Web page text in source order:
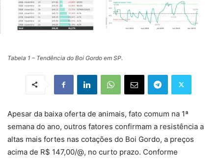
Tabela 1 – Tendência do Boi Gordo em SP.
Apesar da baixa oferta de animais, fato comum na 1ª
semana do ano, outros fatores confirmam a resistência a
altas mais fortes nas cotações do Boi Gordo, a preços
acima de R$ 147,00/@, no curto prazo. Conforme